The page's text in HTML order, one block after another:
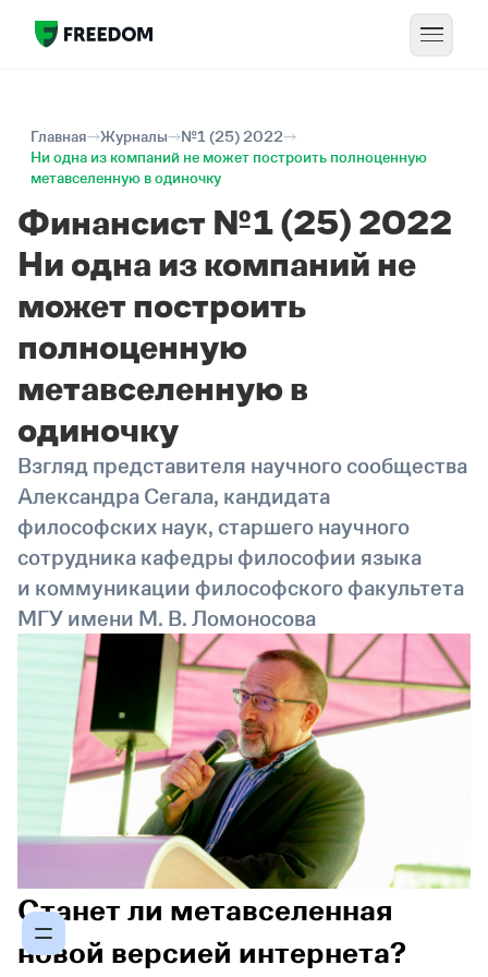
Главная Журналы
№1 (25) 2022
Ни одна из компаний не может построить полноценную
метавселенную в одиночку
Финансист №1 (25) 2022
Ни одна из компаний не
может построить
полноценную
метавселенную в
одиночку
Взгляд представителя научного сообщества
Александра Сегала, кандидата
философских наук, старшего научного
сотрудника кафедры философии языка
и коммуникации философского факультета
МГУ имени М. В. Ломоносова
Станет ли метавселенная
новой версией интернета?